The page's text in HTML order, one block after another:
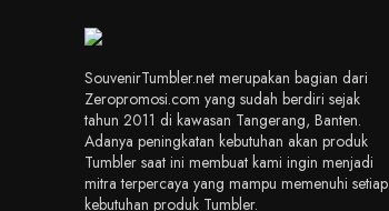
SouvenirTumbler.net merupakan bagian dari
Zeropromosi.com yang sudah berdiri sejak
tahun 2011 di kawasan Tangerang, Banten.
Adanya peningkatan kebutuhan akan produk
Tumbler saat ini membuat kami ingin menjadi
mitra terpercaya yang mampu memenuhi setiap
kebutuhan produk Tumbler.